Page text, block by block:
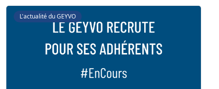
L'actualité du GEYVO